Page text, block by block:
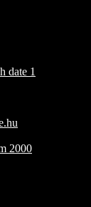
date 1
2000